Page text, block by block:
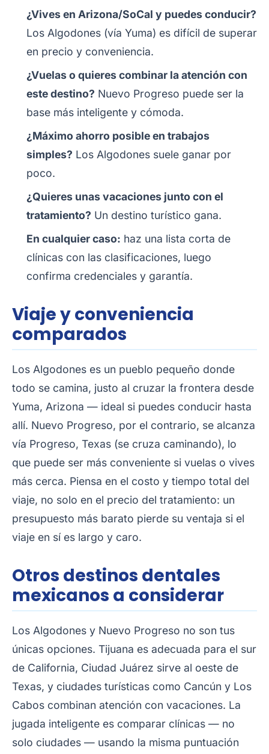
¿Vives en Arizona/SoCal y puedes conducir?
Los Algodones (vía Yuma) es difícil de superar
en precio y conveniencia.
¿Vuelas o quieres combinar la atención con
este destino? Nuevo Progreso puede ser la
base más inteligente y cómoda.
¿Máximo ahorro posible en trabajos
simples? Los Algodones suele ganar por
poco.
¿Quieres unas vacaciones junto con el
tratamiento? Un destino turístico gana.
En cualquier caso: haz una lista corta de
clínicas con las clasificaciones, luego
confirma credenciales y garantía.
Viaje y conveniencia
comparados
Los Algodones es un pueblo pequeño donde
todo se camina, justo al cruzar la frontera desde
Yuma, Arizona — ideal si puedes conducir hasta
allí. Nuevo Progreso, por el contrario, se alcanza
vía Progreso, Texas (se cruza caminando), lo
que puede ser más conveniente si vuelas o vives
más cerca. Piensa en el costo y tiempo total del
viaje, no solo en el precio del tratamiento: un
presupuesto más barato pierde su ventaja si el
viaje en sí es largo y caro.
Otros destinos dentales
mexicanos a considerar
Los Algodones y Nuevo Progreso no son tus
únicas opciones. Tijuana es adecuada para el sur
de California, Ciudad Juárez sirve al oeste de
Texas, y ciudades turísticas como Cancún y Los
Cabos combinan atención con vacaciones. La
jugada inteligente es comparar clínicas — no
solo ciudades — usando la misma puntuación